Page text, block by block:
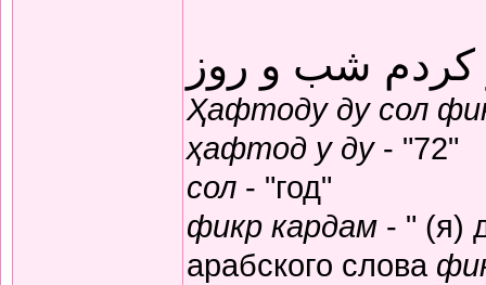
کردم شب و روز
Ҳафтоду ду сол
ҳафтод у ду- "72"
сол - "год"
фикр кардам - " (я)
арабского слова